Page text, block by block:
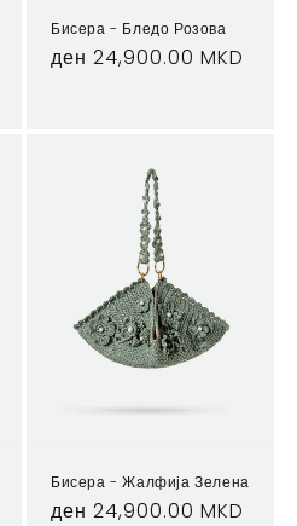
Бисера - Бледо Розова
Regular
ден 24,900.00 MKD
Бисера - Жалфија Зелена
Regular
ден 24,900.00 MKD